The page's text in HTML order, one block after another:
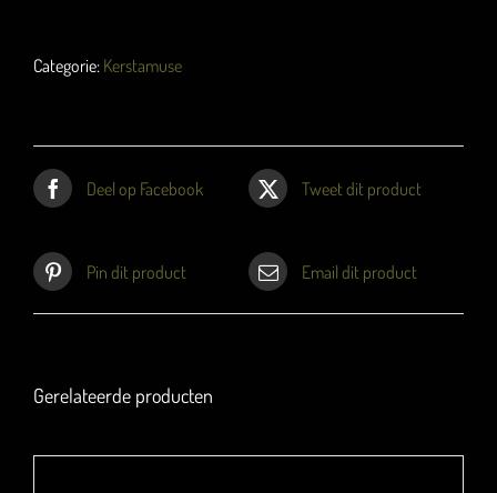
(per
Categorie: Kerstamuse
Deel op Facebook Tweet dit product
Pin dit product Email dit product
Gerelateerde producten